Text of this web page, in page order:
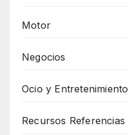
Motor
Negocios
Ocio y Entretenimiento
Recursos Referencias